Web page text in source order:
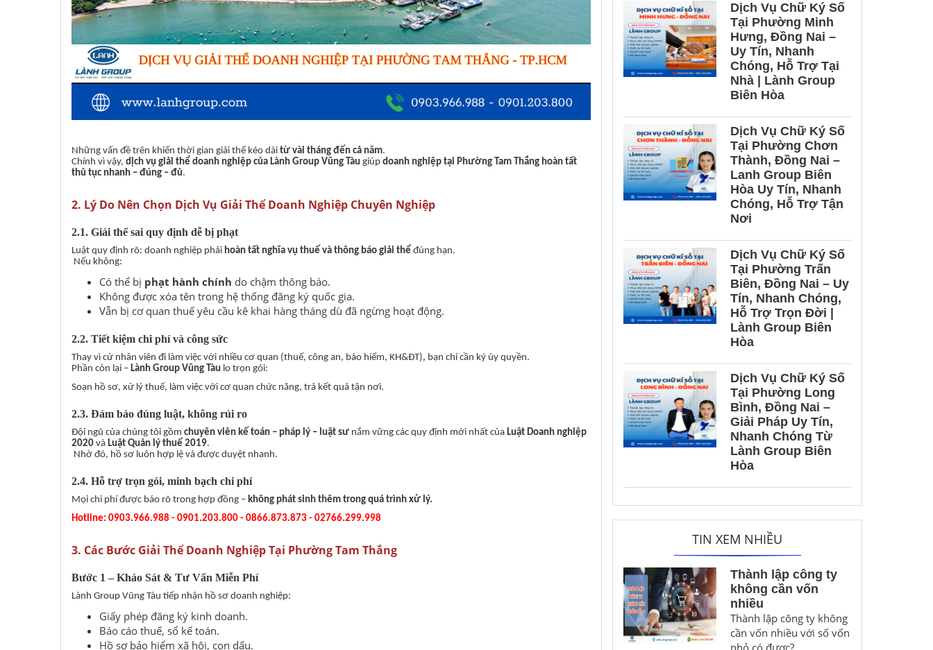
Những vấn đề trên khiến thời gian giải thể kéo dài từ vài tháng đến cả năm.
Chính vì vậy, dịch vụ giải thể doanh nghiệp của Lành Group Vũng Tàu giúp doanh nghiệp tại Phường Tam Thắng hoàn tất
thủ tục nhanh – đúng – đủ.
2. Lý Do Nên Chọn Dịch Vụ Giải Thể Doanh Nghiệp Chuyên Nghiệp
2.1. Giải thể sai quy định dễ bị phạt
Luật quy định rõ: doanh nghiệp phải hoàn tất nghĩa vụ thuế và thông báo giải thể đúng hạn.
Nếu không:
Có thể bị phạt hành chính do chậm thông báo.
Không được xóa tên trong hệ thống đăng ký quốc gia.
Vẫn bị cơ quan thuế yêu cầu kê khai hàng tháng dù đã ngừng hoạt động.
2.2. Tiết kiệm chi phí và công sức
Thay vì cử nhân viên đi làm việc với nhiều cơ quan (thuế, công an, bảo hiểm, KH&ĐT), bạn chỉ cần ký ủy quyền.
Phần còn lại – Lành Group Vũng Tàu lo trọn gói:
Soạn hồ sơ, xử lý thuế, làm việc với cơ quan chức năng, trả kết quả tận nơi.
2.3. Đảm bảo đúng luật, không rủi ro
Đội ngũ của chúng tôi gồm chuyên viên kế toán – pháp lý – luật sư nắm vững các quy định mới nhất của Luật Doanh nghiệp
2020 và Luật Quản lý thuế 2019.
Nhờ đó, hồ sơ luôn hợp lệ và được duyệt nhanh.
2.4. Hỗ trợ trọn gói, minh bạch chi phí
Mọi chi phí được báo rõ trong hợp đồng – không phát sinh thêm trong quá trình xử lý.
Hotline: 0903.966.988 - 0901.203.800 - 0866.873.873 - 02766.299.998
3. Các Bước Giải Thể Doanh Nghiệp Tại Phường Tam Thắng
Bước 1 – Khảo Sát & Tư Vấn Miễn Phí
Lành Group Vũng Tàu tiếp nhận hồ sơ doanh nghiệp:
Giấy phép đăng ký kinh doanh.
Báo cáo thuế, sổ kế toán.
Hồ sơ bảo hiểm xã hội, con dấu.
Dịch Vụ Chữ Ký Số
Tại Phường Minh
Hưng, Đồng Nai –
Uy Tín, Nhanh
Chóng, Hỗ Trợ Tại
Nhà | Lành Group
Biên Hòa
Dịch Vụ Chữ Ký Số
Tại Phường Chơn
Thành, Đồng Nai –
Lanh Group Biên
Hòa Uy Tín, Nhanh
Chóng, Hỗ Trợ Tận
Nơi
Dịch Vụ Chữ Ký Số
Tại Phường Trấn
Biên, Đồng Nai – Uy
Tín, Nhanh Chóng,
Hỗ Trợ Trọn Đời |
Lành Group Biên
Hòa
Dịch Vụ Chữ Ký Số
Tại Phường Long
Bình, Đồng Nai –
Giải Pháp Uy Tín,
Nhanh Chóng Từ
Lành Group Biên
Hòa
TIN XEM NHIỀU
Thành lập công ty
không cần vốn
nhiều
Thành lập công ty không
cần vốn nhiều với số vốn
nhỏ có được?